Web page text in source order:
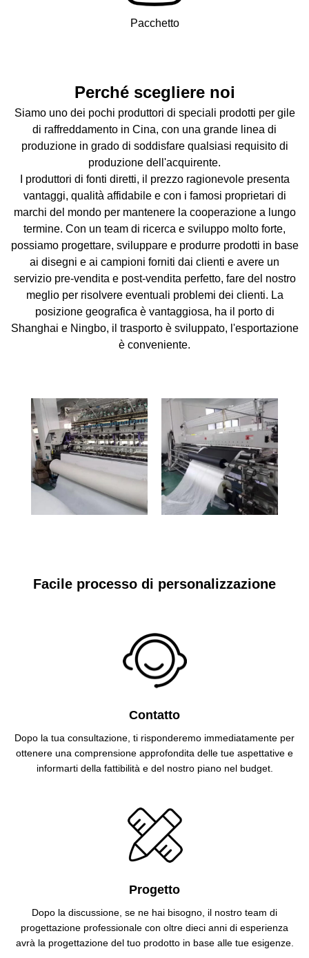
Pacchetto
Perché scegliere noi
Siamo uno dei pochi produttori di speciali prodotti per gile
di raffreddamento in Cina, con una grande linea di
produzione in grado di soddisfare qualsiasi requisito di
produzione dell'acquirente.
I produttori di fonti diretti, il prezzo ragionevole presenta
vantaggi, qualità affidabile e con i famosi proprietari di
marchi del mondo per mantenere la cooperazione a lungo
termine. Con un team di ricerca e sviluppo molto forte,
possiamo progettare, sviluppare e produrre prodotti in base
ai disegni e ai campioni forniti dai clienti e avere un
servizio pre-vendita e post-vendita perfetto, fare del nostro
meglio per risolvere eventuali problemi dei clienti. La
posizione geografica è vantaggiosa, ha il porto di
Shanghai e Ningbo, il trasporto è sviluppato, l'esportazione
è conveniente.
Facile processo di personalizzazione
Contatto
Dopo la tua consultazione, ti risponderemo immediatamente per
ottenere una comprensione approfondita delle tue aspettative e
informarti della fattibilità e del nostro piano nel budget.
Progetto
Dopo la discussione, se ne hai bisogno, il nostro team di
progettazione professionale con oltre dieci anni di esperienza
avrà la progettazione del tuo prodotto in base alle tue esigenze.